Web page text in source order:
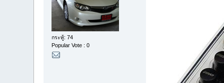
กระทู้: 74
Popular Vote : 0